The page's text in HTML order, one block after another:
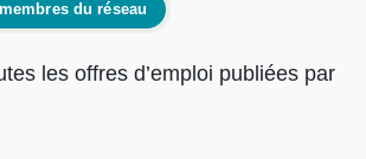
membres du réseau
les offres d’emploi publiées par